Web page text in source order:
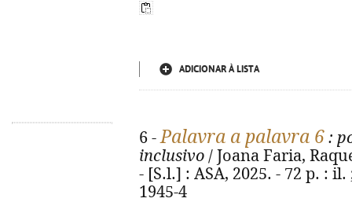
ADICIONAR À LISTA
6 -Palavra a palavra 6 :
inclusivo / Joana Faria,
- [S.l.] : ASA, 2025. - 72 p. : il.
1945-4